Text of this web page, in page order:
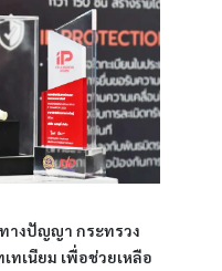
างปัญญา กระทรวง
ทเนียม เพื่อช่วยเหลือ